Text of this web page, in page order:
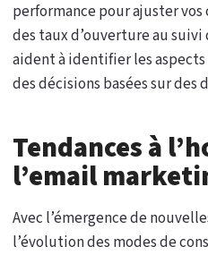
performance pour ajuster vos
des taux d’ouverture au
aident à identifier les
des décisions basées sur des
Tendances à
l’email
Avec l’émergence de
l’évolution des modes de